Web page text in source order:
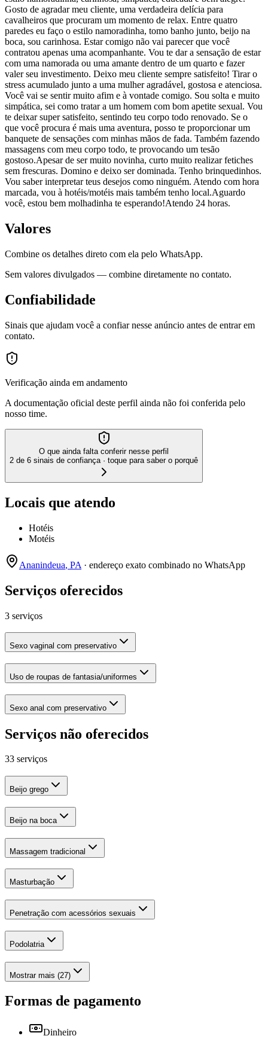
Gosto de agradar meu cliente, uma verdadeira delícia para
cavalheiros que procuram um momento de relax. Entre quatro
paredes eu faço o estilo namoradinha, tomo banho junto, beijo na
boca, sou carinhosa. Estar comigo não vai parecer que você
contratou apenas uma acompanhante. Vou te dar a sensação de estar
com uma namorada ou uma amante dentro de um quarto e fazer
valer seu investimento. Deixo meu cliente sempre satisfeito! Tirar o
stress acumulado junto a uma mulher agradável, gostosa e atenciosa.
Você vai se sentir muito afim e à vontade comigo. Sou solta e muito
simpática, sei como tratar a um homem com bom apetite sexual. Vou
te deixar super satisfeito, sentindo teu corpo todo renovado. Se o
que você procura é mais uma aventura, posso te proporcionar um
banquete de sensações com minhas mãos de fada. Também fazendo
massagens com meu corpo todo, te provocando um tesão
gostoso.Apesar de ser muito novinha, curto muito realizar fetiches
sem frescuras. Domino e deixo ser dominada. Tenho brinquedinhos.
Vou saber interpretar teus desejos como ninguém. Atendo com hora
marcada, vou à hotéis/motéis mais também tenho local.Aguardo
você, estou bem molhadinha te esperando!Atendo 24 horas.
Valores
Combine os detalhes direto com ela pelo WhatsApp.
Sem valores divulgados — combine diretamente no contato.
Confiabilidade
Sinais que ajudam você a confiar nesse anúncio antes de entrar em
contato.
Verificação ainda em andamento
A documentação oficial deste perfil ainda não foi conferida pelo
nosso time.
O que ainda falta conferir nesse perfil
2 de 6 sinais de confiança · toque para saber o porquê
Locais que atendo
Hotéis
Motéis
Ananindeua, PA · endereço exato combinado no WhatsApp
Serviços oferecidos
3 serviços
Sexo vaginal com preservativo
Uso de roupas de fantasia/uniformes
Sexo anal com preservativo
Serviços não oferecidos
33 serviços
Beijo grego
Beijo na boca
Massagem tradicional
Masturbação
Penetração com acessórios sexuais
Podolatria
Mostrar mais (27)
Formas de pagamento
Dinheiro